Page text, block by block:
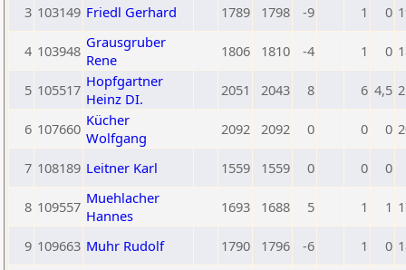
3 103149 Friedl Gerhard 1789 1798 -9 1 0
4 103948 Grausgruber
Rene
1806 1810 -4 1 0
5 105517 Hopfgartner
Heinz DI.
2051 2043 8 6 4,5
6 107660 Kücher
Wolfgang
2092 2092 0 0 0
7 108189 Leitner Karl 1559 1559 0 0 0
8 109557 Muehlacher
Hannes
1693 1688 5 1 1
9 109663 Muhr Rudolf 1790 1796 -6 1 0